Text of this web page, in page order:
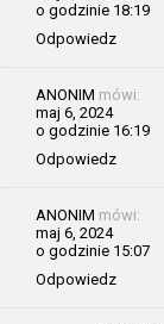
o godzinie 18:19
Odpowiedz
ANONIM mówi:
maj 6, 2024
o godzinie 16:19
Odpowiedz
ANONIM mówi:
maj 6, 2024
o godzinie 15:07
Odpowiedz